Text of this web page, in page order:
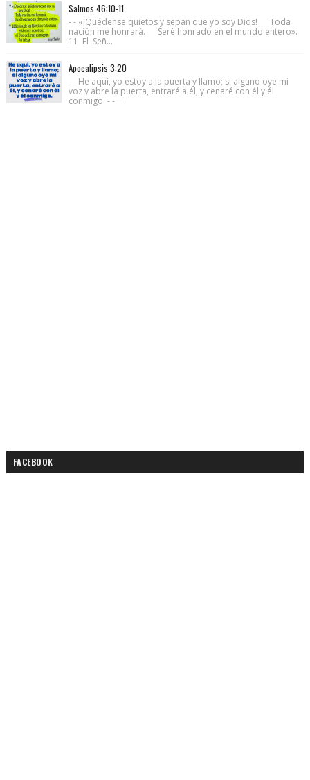
Salmos 46:10-11
- - «¡Quédense quietos y sepan que yo soy Dios! Toda
nación me honrará. Seré honrado en el mundo entero».
11 El Señ...
Apocalipsis 3:20
- - He aquí, yo estoy a la puerta y llamo; si alguno oye mi
voz y abre la puerta, entraré a él, y cenaré con él y él
conmigo. - - ...
FACEBOOK